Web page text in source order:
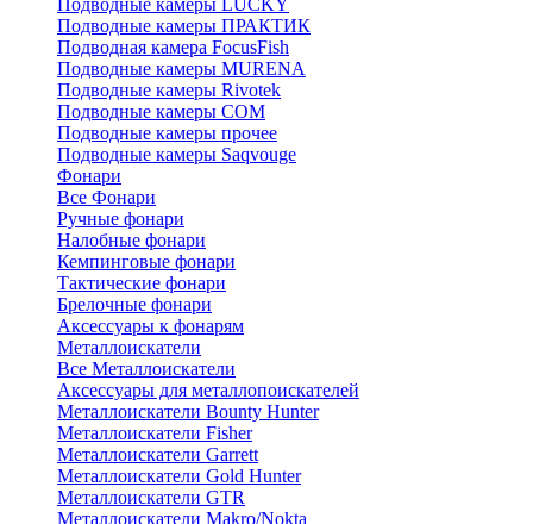
Подводные камеры LUCKY
Подводные камеры ПРАКТИК
Подводная камера FocusFish
Подводные камеры MURENA
Подводные камеры Rivotek
Подводные камеры СОМ
Подводные камеры прочее
Подводные камеры Saqvouge
Фонари
Все Фонари
Ручные фонари
Налобные фонари
Кемпинговые фонари
Тактические фонари
Брелочные фонари
Аксессуары к фонарям
Металлоискатели
Все Металлоискатели
Аксессуары для металлопоискателей
Металлоискатели Bounty Hunter
Металлоискатели Fisher
Металлоискатели Garrett
Металлоискатели Gold Hunter
Металлоискатели GTR
Металлоискатели Makro/Nokta